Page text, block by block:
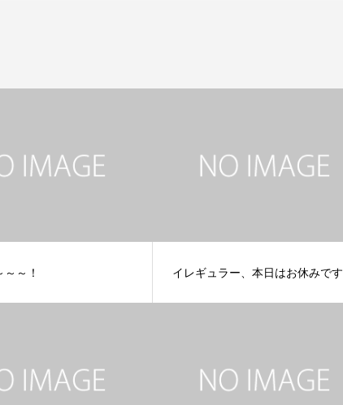
～！ イレギュラー、本日はお休みです